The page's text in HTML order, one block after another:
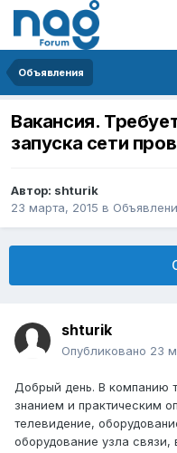
Объявления
Вакансия.
запуска сети
Автор: shturik
23 марта, 2015 в
shturik
Опубликовано 23
Добрый день. В компанию
знанием и практическим
телевидение,
оборудование узла связи,